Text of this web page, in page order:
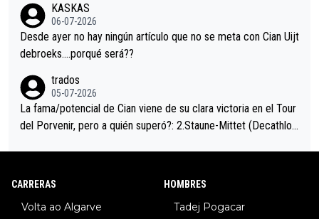
eta, a ver si por querer poner a Del Toro con calzador en posi
ción de podio UAE y Pojacar se van complicar el tour.
KASKAS
06-07-2026
Desde ayer no hay ningún artículo que no se meta con Cian Uijt
debroeks….porqué será??
trados
05-07-2026
La fama/potencial de Cian viene de su clara victoria en el Tour
del Porvenir, pero a quién superó?: 2.Staune-Mittet (Decathlon,
8.Lenny Martinez (Bahrein), 9. Van Belle (Visma), 10. Vacek (Li
CARRERAS
Volta ao Algarve
HOMBRES
Tadej Pogacar